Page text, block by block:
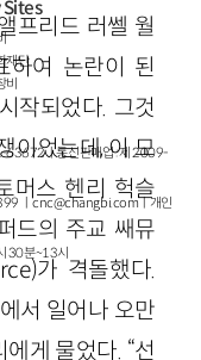
프리드 러쎌 월
하여 논란이 된
작되었다. 그것
이었는데, 이 모
머스 헨리 헉슬
드의 주교 쌔뮤
가 격돌했다.
서 일어나 오만
게 물었다. “선
재단
비
63672ㅣ통신판매업 : 제 2009-
ㅣcnc@changbi.comㅣ개인
30분~13시